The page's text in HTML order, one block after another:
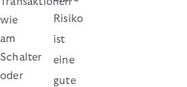
wie
am
Schalter
oder
Risiko
ist
eine
gute